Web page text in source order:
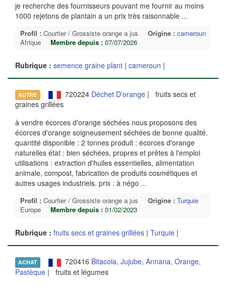
je recherche des fournisseurs pouvant me fournir au moins
1000 rejetons de plantain a un prix très raisonnable ...
Profil : Courtier / Grossiste orange a jus Origine : cameroun
Afrique
Membre depuis : 07/07/2026
Rubrique : semence graine plant | cameroun |
AUTRE 720224 Déchet D'orange| fruits secs et
graines grillées
à vendre écorces d'orange séchées nous proposons des
écorces d'orange soigneusement séchées de bonne qualité.
quantité disponible : 2 tonnes produit : écorces d'orange
naturelles état : bien séchées, propres et prêtes à l'emploi
utilisations : extraction d'huiles essentielles, alimentation
animale, compost, fabrication de produits cosmétiques et
autres usages industriels. prix : à négo ...
Profil : Courtier / Grossiste orange a jus Origine : Turquie
Europe
Membre depuis : 01/02/2023
Rubrique : fruits secs et graines grillées | Turquie |
ACHAT 720416 Bitacola, Jujube, Annana, Orange,
Pastèque | fruits et légumes